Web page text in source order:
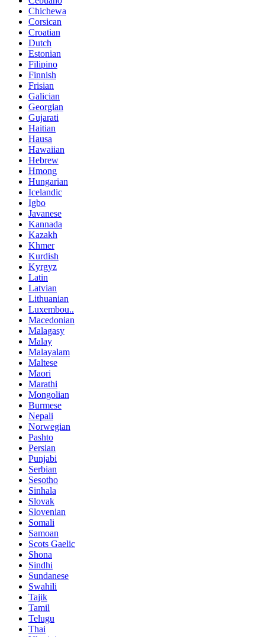
Chichewa
Corsican
Croatian
Dutch
Estonian
Filipino
Finnish
Frisian
Galician
Georgian
Gujarati
Haitian
Hausa
Hawaiian
Hebrew
Hmong
Hungarian
Icelandic
Igbo
Javanese
Kannada
Kazakh
Khmer
Kurdish
Kyrgyz
Latin
Latvian
Lithuanian
Luxembou..
Macedonian
Malagasy
Malay
Malayalam
Maltese
Maori
Marathi
Mongolian
Burmese
Nepali
Norwegian
Pashto
Persian
Punjabi
Serbian
Sesotho
Sinhala
Slovak
Slovenian
Somali
Samoan
Scots Gaelic
Shona
Sindhi
Sundanese
Swahili
Tajik
Tamil
Telugu
Thai